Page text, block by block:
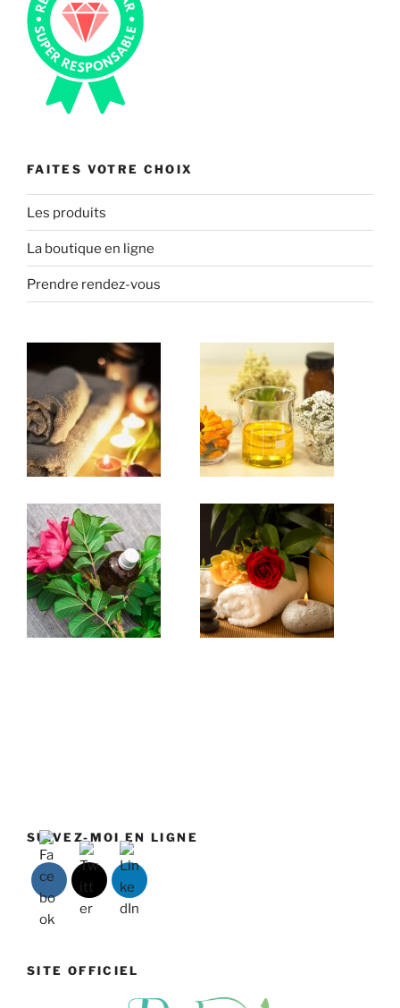
FAITES VOTRE CHOIX
Les produits
La boutique en ligne
Prendre rendez-vous
SUIVEZ-MOI EN LIGNE
SITE OFFICIEL